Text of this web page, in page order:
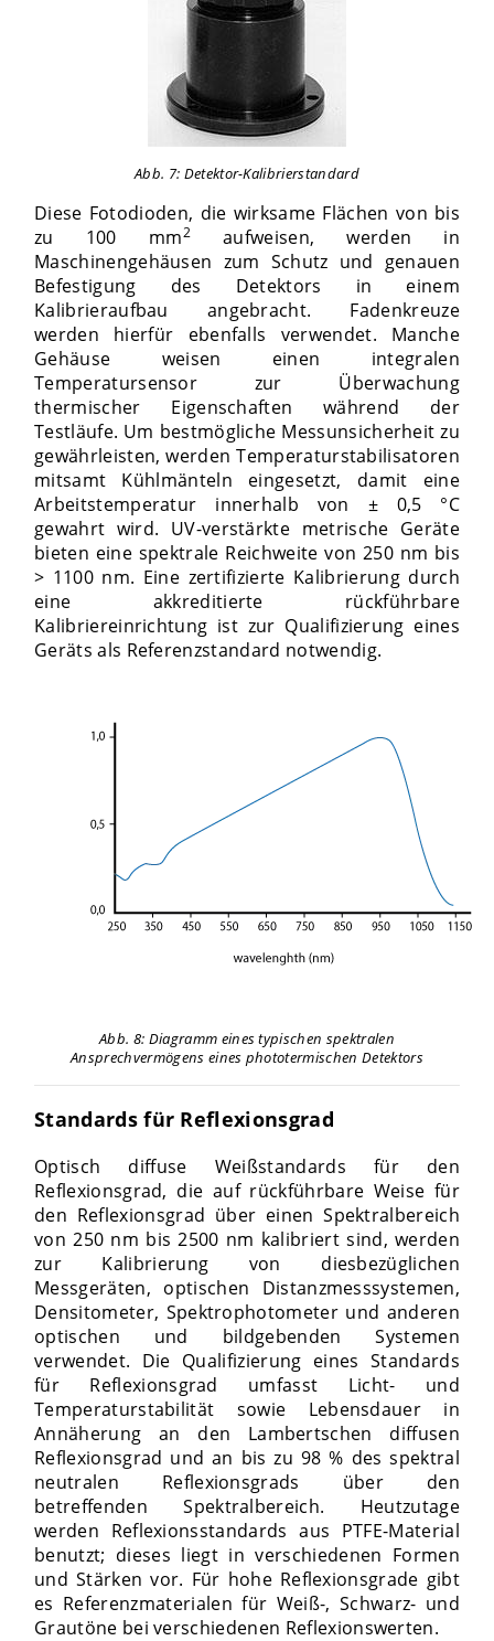
Abb. 7: Detektor-Kalibrierstandard
Diese Fotodioden, die wirksame Flächen von bis
zu 100 mm2aufweisen, werden in
Maschinengehäusen zum Schutz und genauen
Befestigung des Detektors in einem
Kalibrieraufbau angebracht. Fadenkreuze
werden hierfür ebenfalls verwendet. Manche
Gehäuse weisen einen integralen
Temperatursensor zur Überwachung
thermischer Eigenschaften während der
Testläufe. Um bestmögliche Messunsicherheit zu
gewährleisten, werden Temperaturstabilisatoren
mitsamt Kühlmänteln eingesetzt, damit eine
Arbeitstemperatur innerhalb von ± 0,5 °C
gewahrt wird. UV-verstärkte metrische Geräte
bieten eine spektrale Reichweite von 250 nm bis
> 1100 nm. Eine zertifizierte Kalibrierung durch
eine akkreditierte rückführbare
Kalibriereinrichtung ist zur Qualifizierung eines
Geräts als Referenzstandard notwendig.
Abb. 8: Diagramm eines typischen spektralen
Ansprechvermögens eines phototermischen Detektors
Standards für Reflexionsgrad
Optisch diffuse Weißstandards für den
Reflexionsgrad, die auf rückführbare Weise für
den Reflexionsgrad über einen Spektralbereich
von 250 nm bis 2500 nm kalibriert sind, werden
zur Kalibrierung von diesbezüglichen
Messgeräten, optischen Distanzmesssystemen,
Densitometer, Spektrophotometer und anderen
optischen und bildgebenden Systemen
verwendet. Die Qualifizierung eines Standards
für Reflexionsgrad umfasst Licht- und
Temperaturstabilität sowie Lebensdauer in
Annäherung an den Lambertschen diffusen
Reflexionsgrad und an bis zu 98 % des spektral
neutralen Reflexionsgrads über den
betreffenden Spektralbereich. Heutzutage
werden Reflexionsstandards aus PTFE-Material
benutzt; dieses liegt in verschiedenen Formen
und Stärken vor. Für hohe Reflexionsgrade gibt
es Referenzmaterialen für Weiß-, Schwarz- und
Grautöne bei verschiedenen Reflexionswerten.